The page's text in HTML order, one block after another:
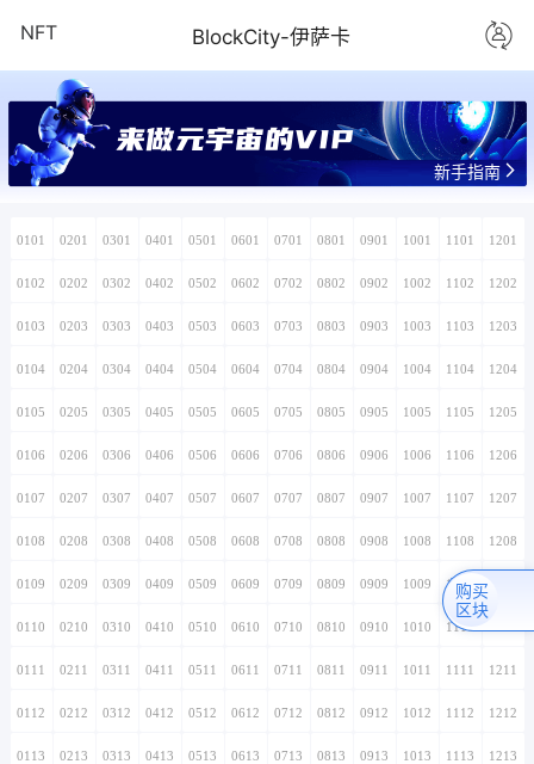
NFT BlockCity-伊萨卡
来做元宇宙的VIP
新手指南
0101 0201 0301 0401 0501 0601 0701 0801 0901 1001 1101 1201
0102 0202 0302 0402 0502 0602 0702 0802 0902 1002 1102 1202
0103 0203 0303 0403 0503 0603 0703 0803 0903 1003 1103 1203
0104 0204 0304 0404 0504 0604 0704 0804 0904 1004 1104 1204
0105 0205 0305 0405 0505 0605 0705 0805 0905 1005 1105 1205
0106 0206 0306 0406 0506 0606 0706 0806 0906 1006 1106 1206
0107 0207 0307 0407 0507 0607 0707 0807 0907 1007 1107 1207
0108 0208 0308 0408 0508 0608 0708 0808 0908 1008 1108 1208
0109 0209 0309 0409 0509 0609 0709 0809 0909 1009 1109
0110 0210 0310 0410 0510 0610 0710 0810 0910 1010 1110
0111 0211 0311 0411 0511 0611 0711 0811 0911 1011 1111 1211
0112 0212 0312 0412 0512 0612 0712 0812 0912 1012 1112 1212
0113 0213 0313 0413 0513 0613 0713 0813 0913 1013 1113 1213
购买
区块